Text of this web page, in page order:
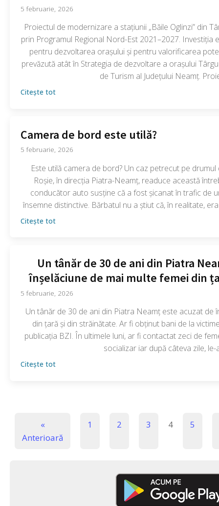
5 februarie, 2026
Proiectul de modernizare a stațiunii „Băile Oglinzi” din
prin Programul Regional Nord-Est 2021–2027. Investiția
pentru dezvoltarea orașului și pentru valorificarea
prevăzută atât în Strategia de dezvoltare a orașului
de Turism al Județului Neamț.
Citește tot
Camera de bord este utilă?
5 februarie, 2026
Este utilă camera de bord? Un caz petrecut pe
Roșie, în direcția Piatra-Neamț, readuce această
conducător auto susține că a fost șicanat în trafic de
însemne distinctive. Bărbatul nu a știut că, în realitate,
Citește tot
Un tânăr de 30 de ani din Piatra
înșelăciune de mai multe femei din
5 februarie, 2026
Un tânăr de 30 de ani din Piatra Neamț este acuzat de
din țară și din străinătate. Ar fi obținut bani de la
publicația BZI. În ultimele luni, ar fi contactat zeci de
socializar iar după câteva zile,
Citește tot
«
Anterioară
1 2 3 4 5